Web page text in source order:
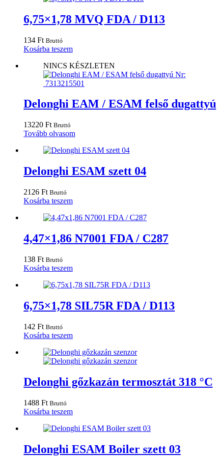
variációja
van.
választhatók
ki
6,75×1,78 MVQ FDA / D113
134 Ft Bruttó
Kosárba teszem
NINCS KÉSZLETEN
Delonghi EAM / ESAM felső dugattyú
13220 Ft Bruttó
Tovább olvasom
Delonghi ESAM szett 04
2126 Ft Bruttó
Kosárba teszem
4,47×1,86 N7001 FDA / C287
138 Ft Bruttó
Kosárba teszem
6,75×1,78 SIL75R FDA / D113
142 Ft Bruttó
Kosárba teszem
Delonghi gőzkazán termosztát 318 °C
1488 Ft Bruttó
Kosárba teszem
Delonghi ESAM Boiler szett 03